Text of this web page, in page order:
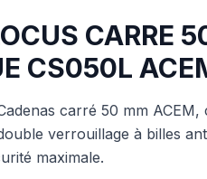
CARRE
CS050L
carré 50 mm ACEM,
verrouillage à billes
maximale.